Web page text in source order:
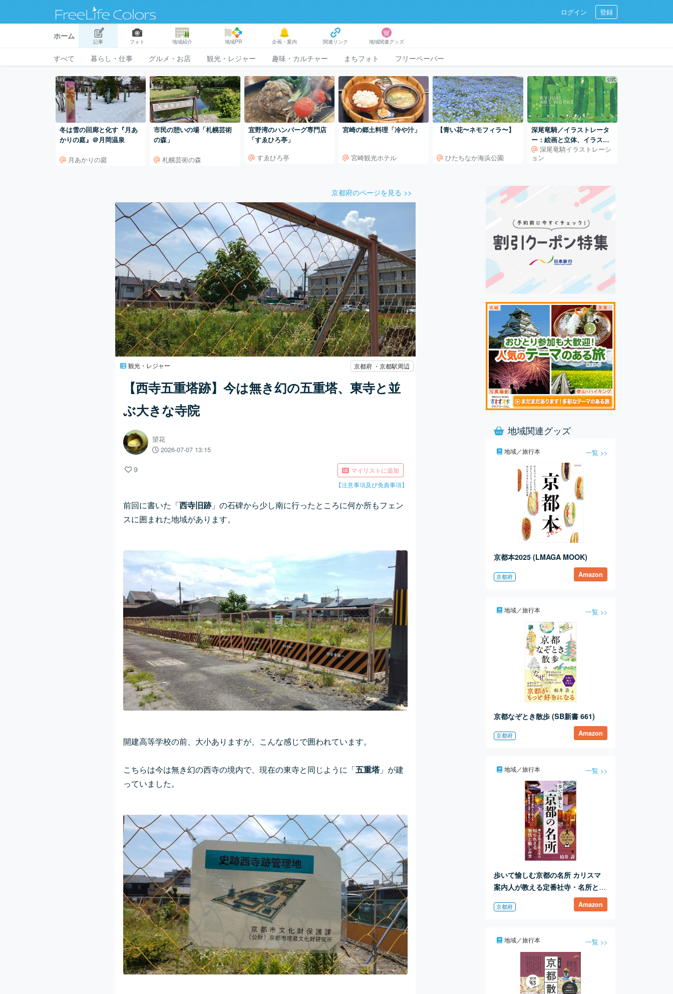
ログイン 登録
ホーム
記事 フォト 地域紹介 地域PR 企画・案内 関連リンク 地域関連グッズ
すべて 暮らし・仕事 グルメ・お店 観光・レジャー 趣味・カルチャー まちフォト フリーペーパー
冬は雪の回廊と化す『月あ
かりの庭』＠月岡温泉
月あかりの庭
市民の憩いの場「札幌芸術
の森」
札幌芸術の森
宜野湾のハンバーグ専門店
「すゑひろ亭」
すゑひろ亭
宮崎の郷土料理「冷や汁」
宮崎観光ホテル
【青い花〜ネモフィラ〜】
ひたちなか海浜公園
公式
深尾竜騎／イラストレータ
ー：絵画と立体、イラスト
レーションの世界
深尾竜騎イラストレーシ
ョン
京都府のページを見る >>
観光・レジャー 京都府 ・京都駅周辺
【西寺五重塔跡】今は無き幻の五重塔、東寺と並
ぶ大きな寺院
望花
2026-07-07 13:15
9
マイリストに追加
【注意事項及び免責事項】
前回に書いた「西寺旧跡」の石碑から少し南に行ったところに何か所もフェン
スに囲まれた地域があります。
開建高等学校の前、大小ありますが、こんな感じで囲われています。
こちらは今は無き幻の西寺の境内で、現在の東寺と同じように「五重塔」が建
っていました。
地域関連グッズ
地域／旅行本 一覧 >>
京都本2025 (LMAGA MOOK)
京都府 Amazon
地域／旅行本 一覧 >>
京都なぞとき散歩 (SB新書 661)
京都府 Amazon
地域／旅行本 一覧 >>
歩いて愉しむ京都の名所 カリスマ
案内人が教える定番社寺・名所と味
京都府 Amazon
地域／旅行本 一覧 >>